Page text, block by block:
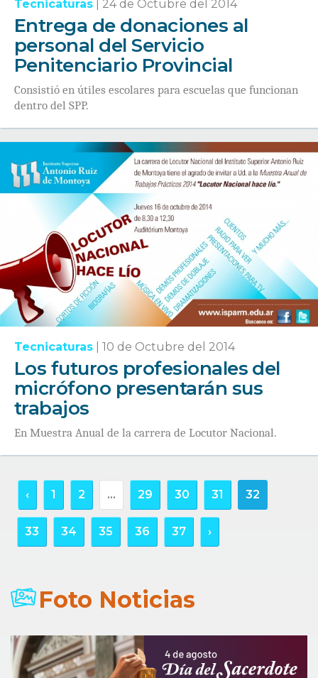
Tecnicaturas 24 de Octubre del 2014
Entrega de donaciones al
personal del Servicio
Penitenciario Provincial
Consistió en útiles escolares para escuelas que funcionan
dentro del SPP.
Tecnicaturas 10 de Octubre del 2014
Los futuros profesionales del
micrófono presentarán sus
trabajos
En Muestra Anual de la carrera de Locutor Nacional.
‹ 1 2 ... 29 30 31 32
33 34 35 36 37 ›
Foto Noticias